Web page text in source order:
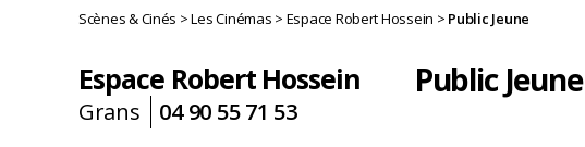
Scènes & Cinés >Les Cinémas > Espace Robert Hossein > Public Jeune
Espace Robert Hossein
Grans 04 90 55 71 53
Public Jeune